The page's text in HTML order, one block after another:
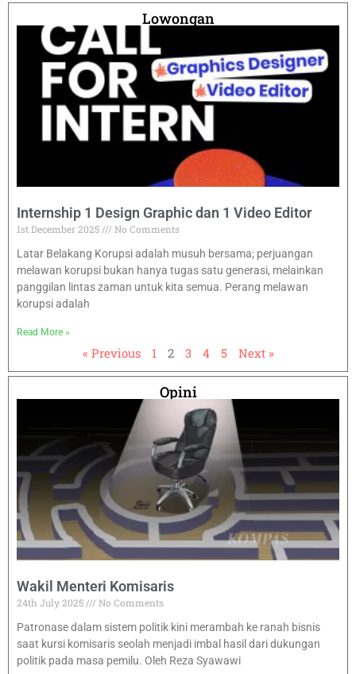
Lowongan
Internship 1 Design Graphic dan 1 Video Editor
1st December 2025
No Comments
Latar Belakang Korupsi adalah musuh bersama; perjuangan
melawan korupsi bukan hanya tugas satu generasi, melainkan
panggilan lintas zaman untuk kita semua. Perang melawan
korupsi adalah
Read More »
« Previous 1 2 3 4 5 Next »
Opini
Wakil Menteri Komisaris
24th July 2025
No Comments
Patronase dalam sistem politik kini merambah ke ranah bisnis
saat kursi komisaris seolah menjadi imbal hasil dari dukungan
politik pada masa pemilu. Oleh Reza Syawawi